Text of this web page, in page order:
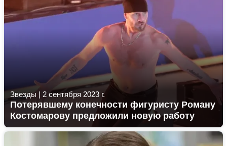
Звезды | 2 сентября 2023 г.
Потерявшему конечности фигуристу Роману
Костомарову предложили новую работу